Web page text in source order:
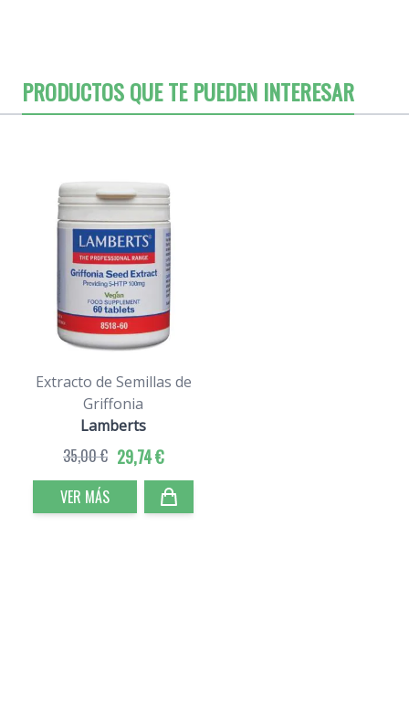
PRODUCTOS QUE TE PUEDEN INTERESAR
Extracto de Semillas de
Griffonia
Lamberts
29,74 €
35,00 €
VER MÁS